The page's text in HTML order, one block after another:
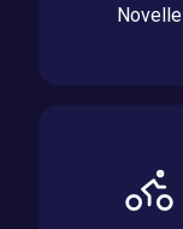
Novelle